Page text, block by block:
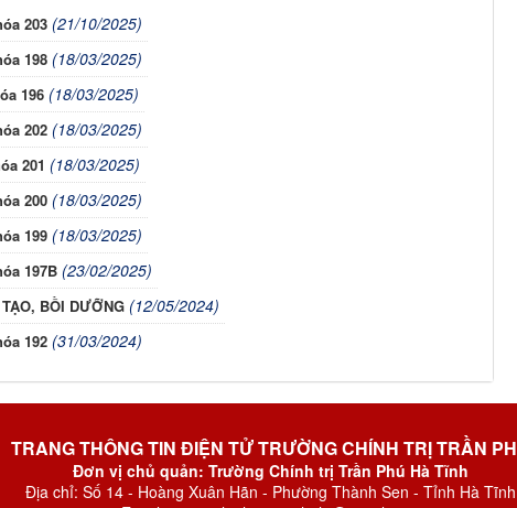
203 (21/10/2025)
198 (18/03/2025)
196 (18/03/2025)
202 (18/03/2025)
201 (18/03/2025)
200 (18/03/2025)
199 (18/03/2025)
197B (23/02/2025)
BỒI DƯỠNG (12/05/2024)
192 (31/03/2024)
TRANG THÔNG TIN ĐIỆN TỬ TRƯỜNG CHÍNH TRỊ TRẦN
Đơn vị chủ quản: Trường Chính trị Trần Phú Hà Tĩnh
Địa chỉ: Số 14 - Hoàng Xuân Hãn - Phường Thành Sen - Tỉnh Hà Tĩnh